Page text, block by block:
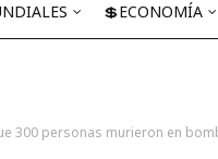
💲ECONOMÍA
300 personas murieron en